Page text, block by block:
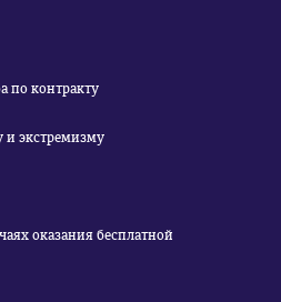
по контракту
и экстремизму
оказания бесплатной